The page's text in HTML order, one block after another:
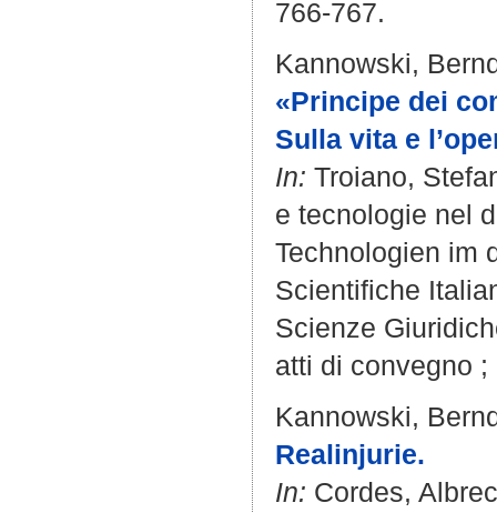
766-767.
Kannowski,
«Principe dei
Sulla vita e
In: Troiano,
e tecnologie nel
Technologien im
Scientifiche
Scienze
atti di convegno ;
Kannowski,
Realinjurie.
In: Cordes,